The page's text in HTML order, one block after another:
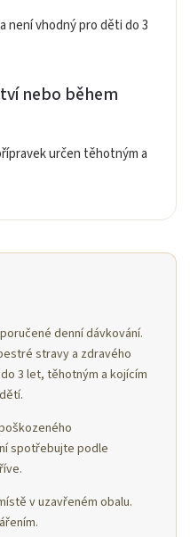
není vhodný pro děti do 3
nebo během
určen těhotným a
denní dávkování.
stravy a zdravého
3 let, těhotným a kojícím
spotřebujte podle
v uzavřeném obalu.